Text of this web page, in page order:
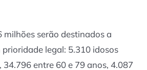
milhões serão destinados a
legal: 5.310 idosos
34.796 entre 60 e 79 anos, 4.087